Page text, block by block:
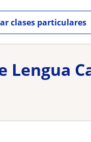
clases particulares
Lengua